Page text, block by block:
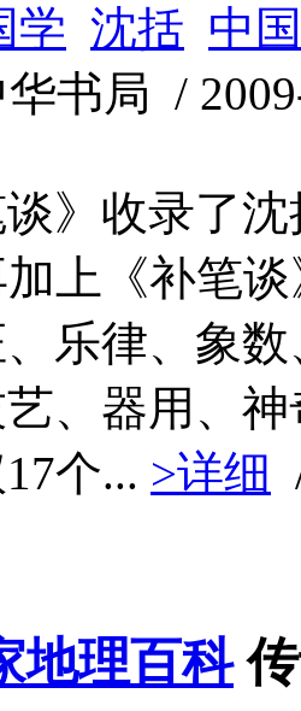
学 沈括 中
书局 /
谈》收录了
上《补笔
乐律、象
、器用、
个... >详细
地理百科